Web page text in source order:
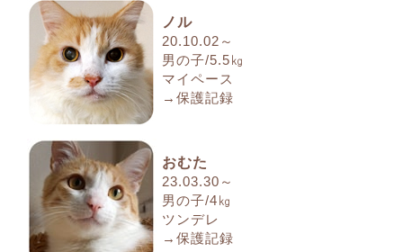
ノル
20.10.02～
男の子/5.5㎏
マイペース
→保護記録
おむた
23.03.30～
男の子/4㎏
ツンデレ
→保護記録